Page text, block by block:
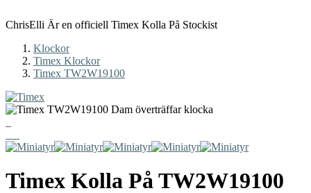
ChrisElli Är en officiell Timex Kolla På Stockist
Klockor
Timex Klockor
Timex TW2W19100
Timex Kolla PåTW2W19100